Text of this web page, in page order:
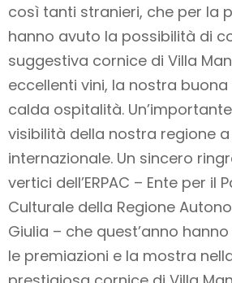
così tanti stranieri, che per la
hanno avuto la possibilità di
suggestiva cornice di Villa
eccellenti vini, la nostra
calda ospitalità.
visibilità della nostra regione a
internazionale. Un sincero
vertici dell’ERPAC – Ente per il
Culturale della Regione
Giulia – che quest’anno
le premiazioni e la mostra